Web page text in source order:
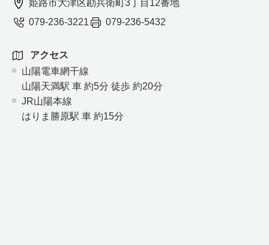
姫路市大津区勘兵衛町3丁目12番地
079-236-3221
079-236-5432
アクセス
山陽電車網干線
山陽天満駅 車 約5分 徒歩 約20分
JR山陽本線
はりま勝原駅 車 約15分